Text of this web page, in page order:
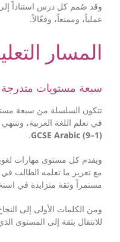
وقد صُمم كل درس استناداً إلى
عملياً، وممتعاً، وفعّالاً.
المسار
سبعة مستويات متدرجة
تتكون السلسلة من سبعة
في تعلم اللغة العربية، وتنتهي
GCSE Arabic (9–1)
.
ويقدم كل مستوى مهارات
مع تعزيز ما تعلمه الطالب
مستمراً وثقة متزايدة في
للانتقال بثقة إلى المستوى